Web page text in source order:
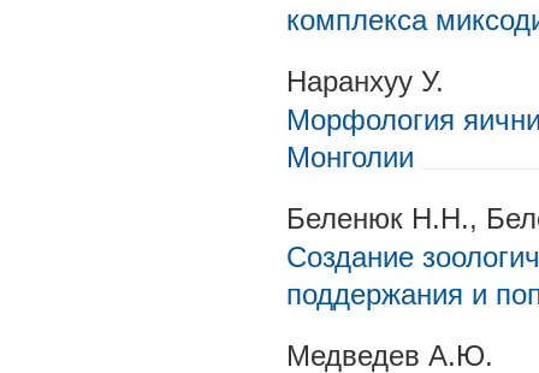
комплекса
Наранхуу У.
Морфология
Монголии
Беленюк Н.Н.,
Создание
поддержания и
Медведев А.Ю.